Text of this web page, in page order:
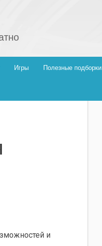
Игры Полезные подборки
и